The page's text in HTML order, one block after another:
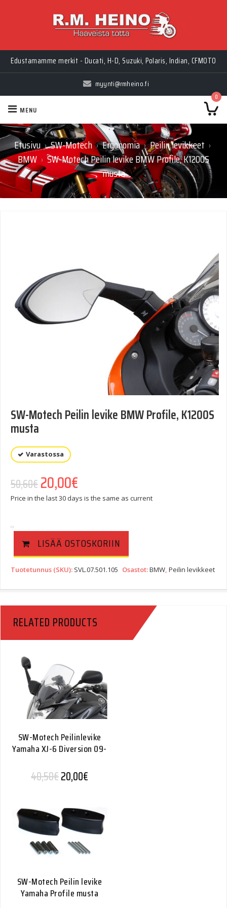
Edustamamme merkit - Ducati, H-D, Suzuki, Polaris, Indian, CFMOTO
myynti@rmheino.fi
0
MENU
Etusivu › SW-Motech › Ergonomia › Peilin levikkeet ›
BMW › SW-Motech Peilin levike BMW Profile, K1200S
musta
SW-Motech Peilin levike BMW Profile, K1200S
musta
Varastossa
50,60€Alkuperäinen hinta oli: 50,60€.
20,00€
Price in the last 30 days is the same as current
LISÄÄ OSTOSKORIIN
Tuotetunnus (SKU): SVL.07.501.105 Osastot:BMW, Peilin levikkeet
RELATED PRODUCTS
SW-Motech Peilinlevike
Yamaha XJ-6 Diversion 09-
40,50€Alkuperäinen hinta oli: 40,50€.
20,00€
SW-Motech Peilin levike
Yamaha Profile musta